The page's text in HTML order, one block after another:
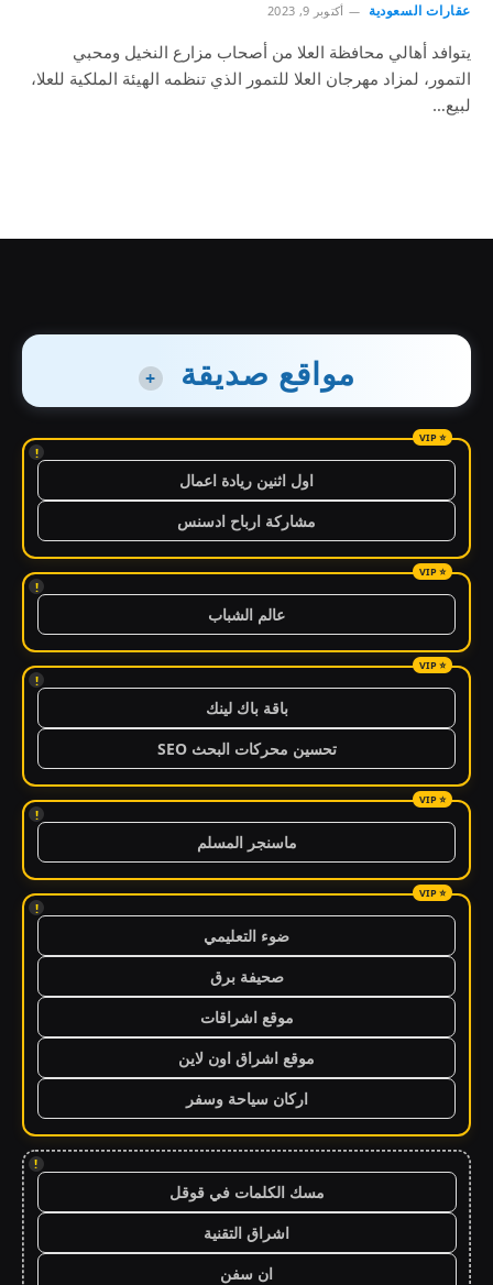
عقارات السعودية أكتوبر 9, 2023
يتوافد أهالي محافظة العلا من أصحاب مزارع النخيل ومحبي
التمور، لمزاد مهرجان العلا للتمور الذي تنظمه الهيئة الملكية للعلا،
لبيع…
مواقع صديقة +
!
اول اثنين ريادة اعمال
مشاركة ارباح ادسنس
!
عالم الشباب
!
باقة باك لينك
تحسين محركات البحث SEO
!
ماسنجر المسلم
!
ضوء التعليمي
صحيفة برق
موقع اشراقات
موقع اشراق اون لاين
اركان سياحة وسفر
!
مسك الكلمات في قوقل
اشراق التقنية
ان سفن